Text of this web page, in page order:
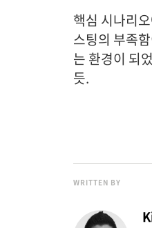
핵심 시나리
스팅의 부족
는 환경이 되
듯.
WRITTEN BY